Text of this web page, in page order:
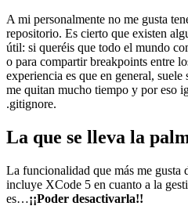
A mi personalmente no me gusta
repositorio. Es cierto que existen
útil: si queréis que todo el mundo
o para compartir breakpoints entre
experiencia es que en general,
me quitan mucho tiempo y por eso
.gitignore.
La que se lleva la
La funcionalidad que más me gusta
incluye XCode 5 en cuanto a la
es…¡¡Poder desactivarla!!